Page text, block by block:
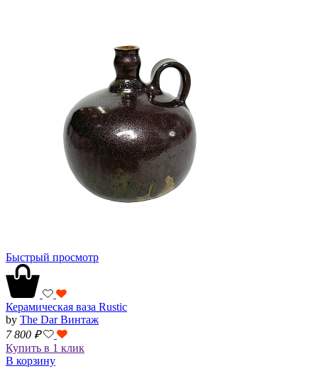
Быстрый просмотр
Керамическая ваза Rustic
by The Dar Винтаж
7 800 ₽
Купить в 1 клик
В корзину